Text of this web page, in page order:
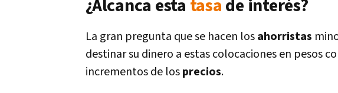
¿Alcanca esta tasa de interés?
La gran pregunta que se hacen losahorristas
destinar su dinero a estas colocaciones en pesos
incrementos de losprecios.